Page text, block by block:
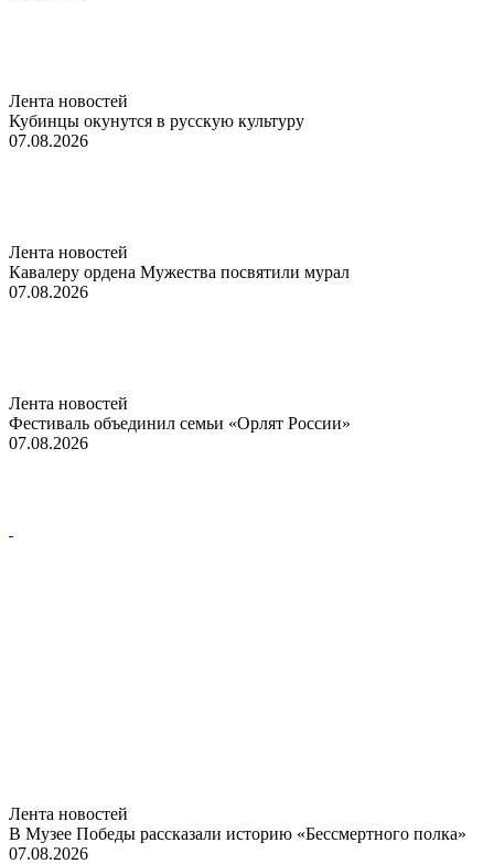
Лента новостей
Кубинцы окунутся в русскую культуру
07.08.2026
Лента новостей
Кавалеру ордена Мужества посвятили мурал
07.08.2026
Лента новостей
Фестиваль объединил семьи «Орлят России»
07.08.2026
Лента новостей
В Музее Победы рассказали историю «Бессмертного полка»
07.08.2026